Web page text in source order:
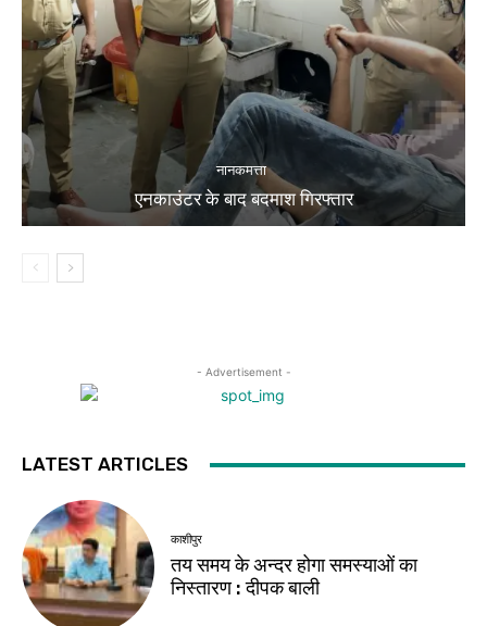
नानकमत्ता
एनकाउंटर के बाद बदमाश गिरफ्तार
- Advertisement -
LATEST ARTICLES
काशीपुर
तय समय के अन्दर होगा समस्याओं का
निस्तारण : दीपक बाली